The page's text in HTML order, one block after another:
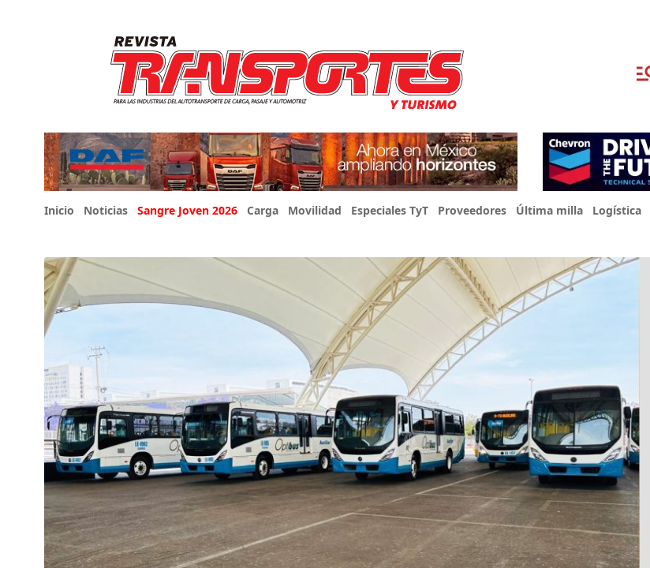
Inicio Noticias Sangre Joven 2026 Carga Movilidad Especiales TyT Proveedores Última milla Logística